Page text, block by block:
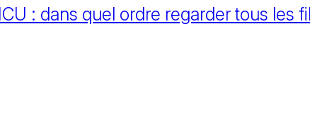
: dans quel ordre regarder tous les